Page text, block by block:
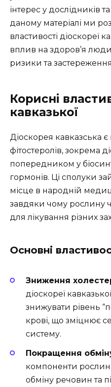
інтерес у дослідників
даному матеріалі ми
властивості діоскореї
вплив на здоров’я
ризики та застереження
Корисні
кавказької
Діоскорея
фітостеролів, зокрема
попередником у
гормонів. Ці сполуки
місце в народній
завдяки чому рослину
для лікування різних
Основні
Зниження
діоскореї
знижувати рівень
крові, що зміцнює
систему.
Покращення
компоненти
обміну речовин та